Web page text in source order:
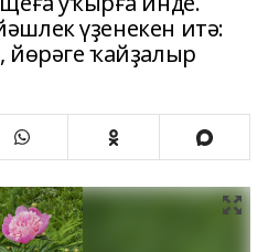
үҙенекен итә:
йөрәге ҡайҙалыр